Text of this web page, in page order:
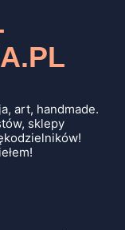
art, handmade.
sklepy